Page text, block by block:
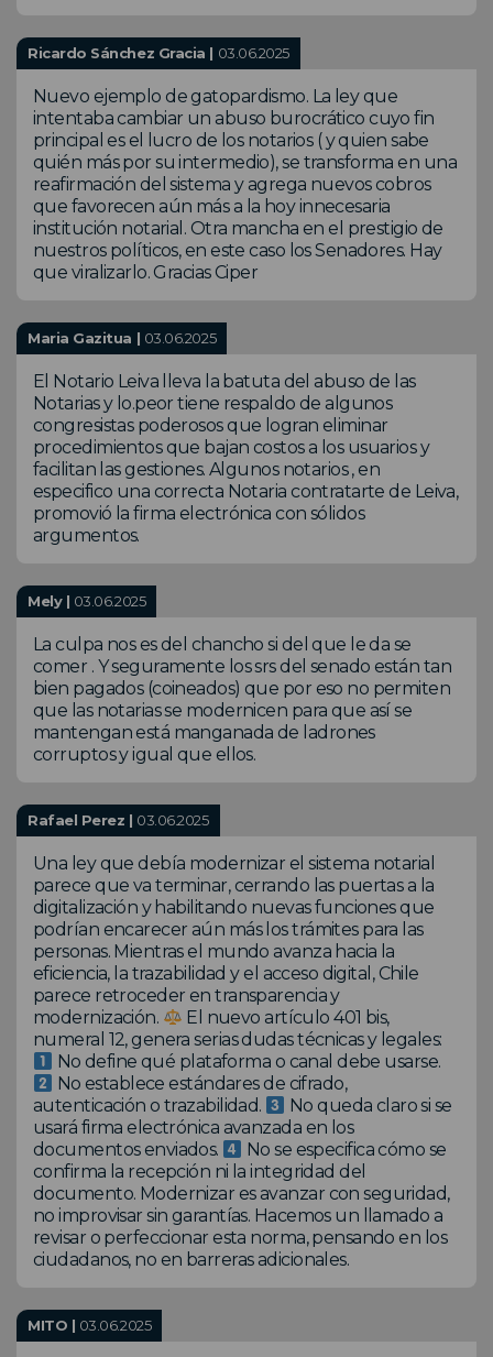
Ricardo Sánchez Gracia | 03.06.2025
Nuevo ejemplo de gatopardismo. La ley que
intentaba cambiar un abuso burocrático cuyo fin
principal es el lucro de los notarios ( y quien sabe
quién más por su intermedio), se transforma en una
reafirmación del sistema y agrega nuevos cobros
que favorecen aún más a la hoy innecesaria
institución notarial. Otra mancha en el prestigio de
nuestros políticos, en este caso los Senadores. Hay
que viralizarlo. Gracias Ciper
Maria Gazitua | 03.06.2025
El Notario Leiva lleva la batuta del abuso de las
Notarias y lo.peor tiene respaldo de algunos
congresistas poderosos que logran eliminar
procedimientos que bajan costos a los usuarios y
facilitan las gestiones. Algunos notarios , en
especifico una correcta Notaria contratarte de Leiva,
promovió la firma electrónica con sólidos
argumentos.
Mely | 03.06.2025
La culpa nos es del chancho si del que le da se
comer . Y seguramente los srs del senado están tan
bien pagados (coineados) que por eso no permiten
que las notarias se modernicen para que así se
mantengan está manganada de ladrones
corruptos y igual que ellos.
Rafael Perez | 03.06.2025
Una ley que debía modernizar el sistema notarial
parece que va terminar, cerrando las puertas a la
digitalización y habilitando nuevas funciones que
podrían encarecer aún más los trámites para las
personas. Mientras el mundo avanza hacia la
eficiencia, la trazabilidad y el acceso digital, Chile
parece retroceder en transparencia y
modernización.
El nuevo artículo 401 bis,
numeral 12, genera serias dudas técnicas y legales:
No define qué plataforma o canal debe usarse.
No establece estándares de cifrado,
autenticación o trazabilidad.
No queda claro si se
usará firma electrónica avanzada en los
documentos enviados.
No se especifica cómo se
confirma la recepción ni la integridad del
documento. Modernizar es avanzar con seguridad,
no improvisar sin garantías. Hacemos un llamado a
revisar o perfeccionar esta norma, pensando en los
ciudadanos, no en barreras adicionales.
MITO | 03.06.2025